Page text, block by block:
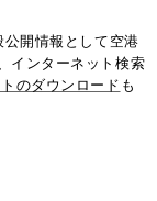
開情報として空港
インターネット検索
のダウンロード も